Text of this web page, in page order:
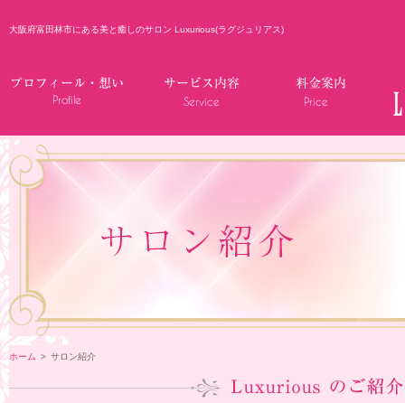
大阪府富田林市にある美と癒しのサロン Luxurious(ラグジュリアス)
ホーム > サロン紹介